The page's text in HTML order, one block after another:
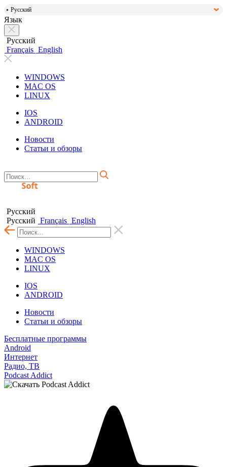
Русский
Язык
Русский
Français English
WINDOWS
MAC OS
LINUX
IOS
ANDROID
Новости
Статьи и обзоры
Русский
Русский Français English
WINDOWS
MAC OS
LINUX
IOS
ANDROID
Новости
Статьи и обзоры
Бесплатные программы
Android
Интернет
Радио, ТВ
Podcast Addict